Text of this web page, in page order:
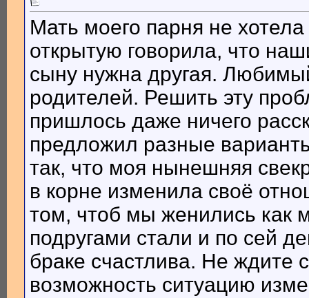
Мать моего парня не
открытую говорила, что
сыну нужна другая.
родителей. Решить эту
пришлось даже ничего
предложил разные
так, что моя нынешняя
в корне изменила своё
том, чтоб мы женились как
подругами стали и по сей
браке счастлива. Не ждите
возможность ситуацию